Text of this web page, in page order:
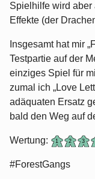
Spielhilfe wird aber
Effekte (der
Insgesamt hat mir
Testpartie auf der
einziges Spiel für
zumal ich „Love
adäquaten Ersatz
bald den Weg auf
Wertung:
#ForestGangs